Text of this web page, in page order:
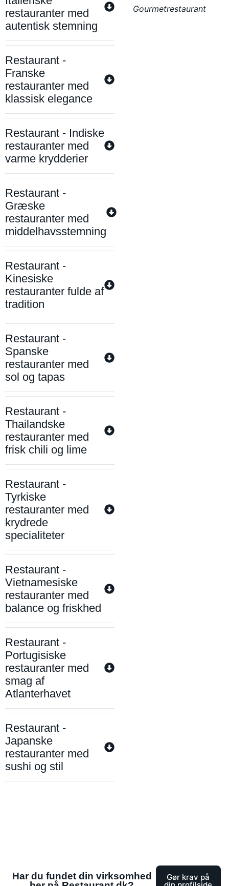
restauranter med
autentisk stemning
Restaurant -
Franske
restauranter med
klassisk elegance
Restaurant - Indiske
restauranter med
varme krydderier
Restaurant -
Græske
restauranter med
middelhavsstemning
Restaurant -
Kinesiske
restauranter fulde af
tradition
Restaurant -
Spanske
restauranter med
sol og tapas
Restaurant -
Thailandske
restauranter med
frisk chili og lime
Restaurant -
Tyrkiske
restauranter med
krydrede
specialiteter
Restaurant -
Vietnamesiske
restauranter med
balance og friskhed
Restaurant -
Portugisiske
restauranter med
smag af
Atlanterhavet
Restaurant -
Japanske
restauranter med
sushi og stil
Gourmetrestaurant
Har du fundet din virksomhed
Gør krav på